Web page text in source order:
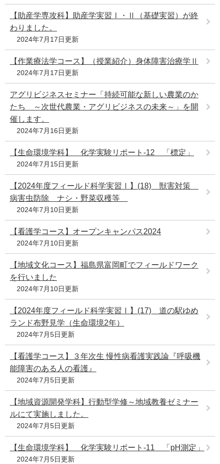
【助産学専攻科】助産学実習Ⅰ・Ⅱ（基礎実習）が終
わりました。
2024年7月17日更新
【作業療法学コース】（授業紹介）身体障害治療学Ⅱ
2024年7月17日更新
アグリビジネスセミナー「持続可能な新しい農業のか
たち ～次世代農業・アグリビジネスの未来～」を開
催します。
2024年7月16日更新
【生命環境学科】 化学実験リポート‐12 「標定」
2024年7月15日更新
【2024年度フィールド科学実習Ⅰ】(18) 獣害対策
病害虫防除 ナシ・野菜収穫等
2024年7月10日更新
【看護学コース】オープンキャンパス2024
2024年7月10日更新
【地域文化コース】福島県富岡町でフィールドワーク
を行いました
2024年7月10日更新
【2024年度フィールド科学実習Ⅰ】(17) 道の駅ゆめ
ランド布野見学（生命環境2年）
2024年7月5日更新
【看護学コース】３年次生 慢性病看護実践論『呼吸機
能障害のある人の看護』
2024年7月5日更新
【地域資源開発学科】行動型学修～地域教養ゼミナー
ルにて実施しました。
2024年7月5日更新
【生命環境学科】 化学実験リポート‐11 「pH測定」
2024年7月5日更新